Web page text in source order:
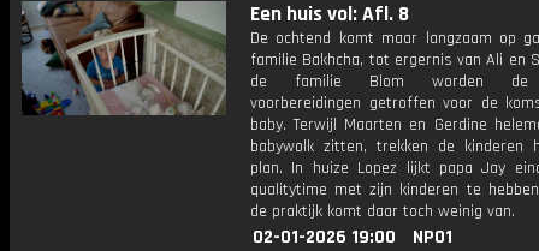
Een huis vol: Afl. 8
De ochtend komt maar langzaam op
familie Bakhcha, tot ergernis van Ali en
de familie Blom worden de
voorbereidingen getroffen voor de
baby. Terwijl Maarten en Gerdine
babywolk zitten, trekken de kinderen
plan. In huize Lopez lijkt papa Jay
qualitytime met zijn kinderen te
de praktijk komt daar toch weinig van.
02-01-2026 19:00
NPO1